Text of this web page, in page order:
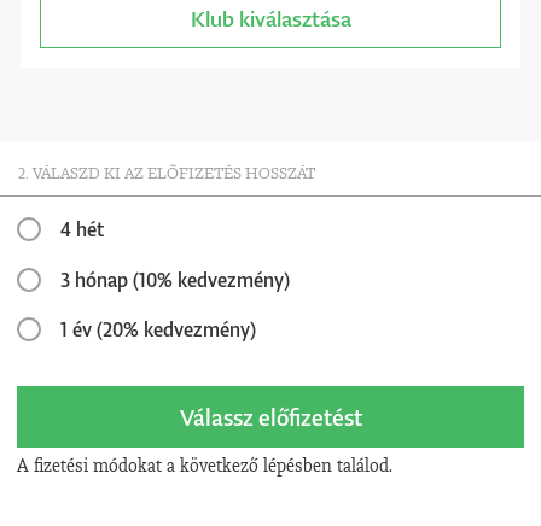
Klub kiválasztása
2. VÁLASZD KI AZ ELŐFIZETÉS HOSSZÁT
4 hét
3 hónap (10% kedvezmény)
1 év (20% kedvezmény)
Válassz előfizetést
A fizetési módokat a következő lépésben találod.